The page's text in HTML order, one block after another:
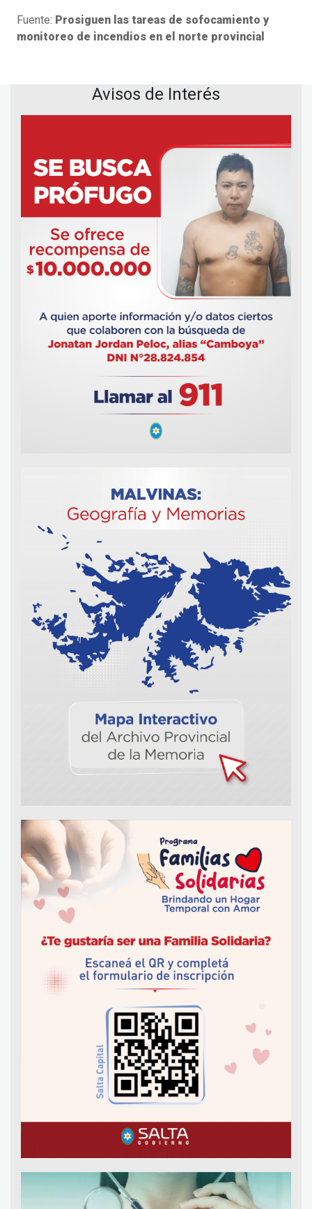
Fuente: Prosiguen las tareas de sofocamiento y
monitoreo de incendios en el norte provincial
Avisos de Interés